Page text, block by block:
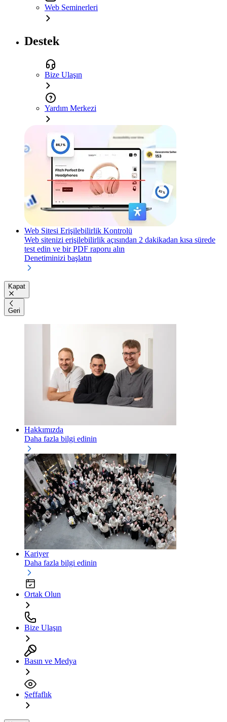
Web Seminerleri
Destek
Bize Ulaşın
Yardım Merkezi
Web Sitesi Erişilebilirlik Kontrolü
Web sitenizi erişilebilirlik açısından 2 dakikadan kısa sürede
test edin ve bir PDF raporu alın
Denetiminizi başlatın
Kapat
Geri
Hakkımızda
Daha fazla bilgi edinin
Kariyer
Daha fazla bilgi edinin
Ortak Olun
Bize Ulaşın
Basın ve Medya
Şeffaflık